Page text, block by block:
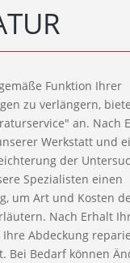
Funktion Ihrer
zu verlängern,
an. Nach
Werkstatt und
der
Spezialisten einen
um Art und Kosten
Nach Erhalt
Abdeckung
Bei Bedarf können